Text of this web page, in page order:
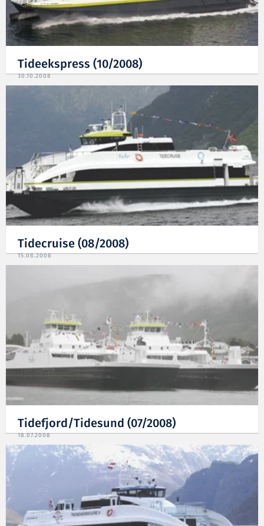
Tideekspress (10/2008)
30.10.2008
Tidecruise (08/2008)
15.08.2008
Tidefjord/Tidesund (07/2008)
18.07.2008